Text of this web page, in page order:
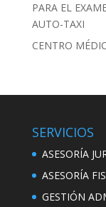
PARA EL
AUTO-TAXI
CENTRO
SERVICIOS
ASESORÍA
ASESORÍA
GESTIÓN